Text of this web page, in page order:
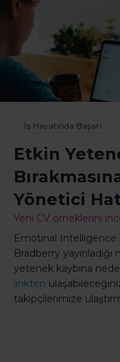
İş Hayatında Başarı
Etkin
Yönetici
Yeni CV örneklerini
Emotinal Intelligence
Bradberry
yetenek kaybına
linkten
takipçilerimize